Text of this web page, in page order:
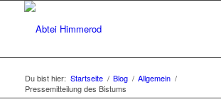
Du bist hier: Startseite / Blog / Allgemein /
Pressemitteilung des Bistums